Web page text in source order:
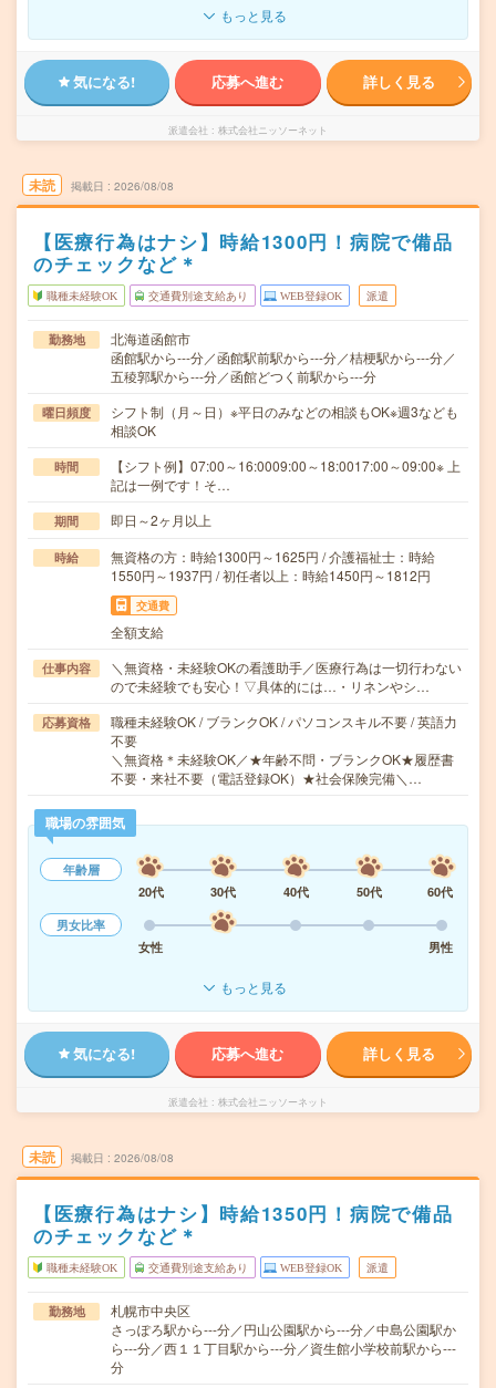
もっと見る
気になる! 応募へ進む 詳しく見る
派遣会社 株式会社ニッソーネット
未読 掲載日 2026/08/08
【医療行為はナシ】時給1300円！病院で備品
のチェックなど＊
職種未経験OK 交通費別途支給あり WEB登録OK 派遣
勤務地
北海道函館市
函館駅から---分／函館駅前駅から---分／桔梗駅から---分／
五稜郭駅から---分／函館どつく前駅から---分
曜日頻度
シフト制（月～日）※平日のみなどの相談もOK※週3なども
相談OK
時間
【シフト例】07:00～16:0009:00～18:0017:00～09:00※ 上
記は一例です！そ…
期間 即日～2ヶ月以上
時給
無資格の方：時給1300円～1625円 / 介護福祉士：時給
1550円～1937円 / 初任者以上：時給1450円～1812円
交通費
全額支給
仕事内容
＼無資格・未経験OKの看護助手／医療行為は一切行わない
ので未経験でも安心！▽具体的には…・リネンやシ…
応募資格
職種未経験OK / ブランクOK / パソコンスキル不要 / 英語力
不要
＼無資格＊未経験OK／★年齢不問・ブランクOK★履歴書
不要・来社不要（電話登録OK）★社会保険完備＼…
職場の雰囲気
年齢層
20代
30代 40代 50代
60代
男女比率
女性
男性
もっと見る
気になる! 応募へ進む 詳しく見る
派遣会社 株式会社ニッソーネット
未読 掲載日 2026/08/08
【医療行為はナシ】時給1350円！病院で備品
のチェックなど＊
職種未経験OK 交通費別途支給あり WEB登録OK 派遣
勤務地
札幌市中央区
さっぽろ駅から---分／円山公園駅から---分／中島公園駅か
ら---分／西１１丁目駅から---分／資生館小学校前駅から---
分